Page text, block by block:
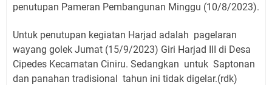
penutupan Pameran Pembangunan Minggu (10/8/2023).
Untuk penutupan kegiatan Harjad adalah pagelaran
wayang golek Jumat (15/9/2023) Giri Harjad III di Desa
Cipedes Kecamatan Ciniru. Sedangkan untuk Saptonan
dan panahan tradisional tahun ini tidak digelar.(rdk)